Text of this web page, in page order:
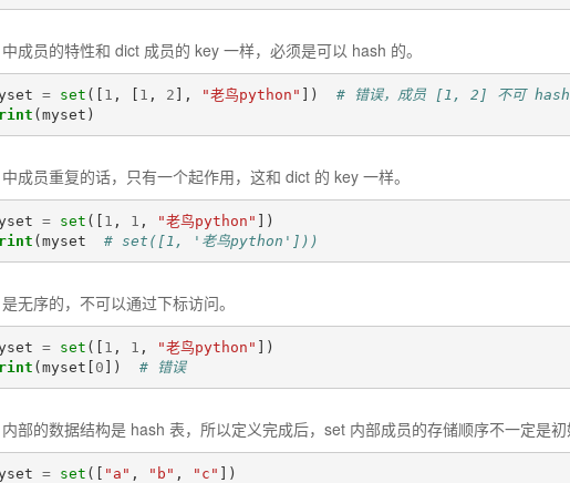
成员的特性和 dict 成员的 key 一样，必须是可以 hash 的。
= set ([ 1 , [ 1 , 2 ], "老鸟python" ])
# 错误，成员 [1, 2] 不可 hash
(myset )
成员重复的话，只有一个起作用，这和 dict 的 key 一样。
= set ([ 1 , 1 , "老鸟python" ])
(myset # set([1, '老鸟python']))
无序的，不可以通过下标访问。
= set ([ 1 , 1 , "老鸟python" ])
(myset [ 0 ]) # 错误
部的数据结构是 hash 表，所以定义完成后，set 内部成员的存储顺序不一定是
= set ([ "a" , "b" , "c" ])